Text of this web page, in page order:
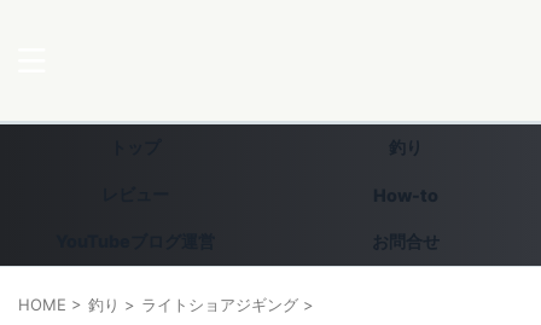
釣り
How-to
お問合せ
HOME > 釣り > ライトショアジギング >